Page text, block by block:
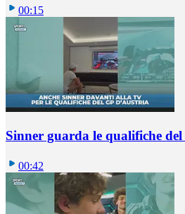
00:15
Sinner guarda le qualifiche
00:42